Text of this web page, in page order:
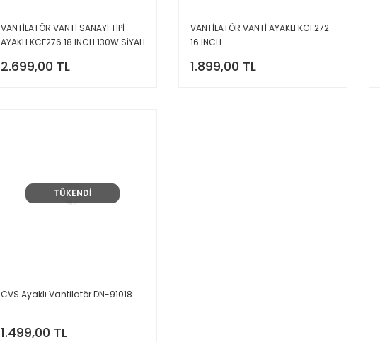
VANTİLATÖR VANTİ SANAYİ TİPİ
AYAKLI KCF276 18 INCH 130W SİYAH
2.699,00 TL
VANTİLATÖR VANTİ AYAKLI KCF272
16 INCH
1.899,00 TL
TÜKENDİ
CVS Ayaklı Vantilatör DN-91018
1.499,00 TL